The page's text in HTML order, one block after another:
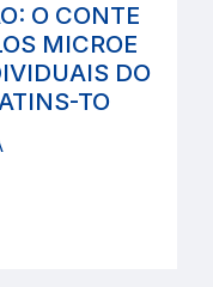
O CONTE
MICROE
DO
TO